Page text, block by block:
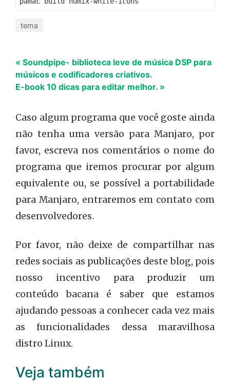
tema
« Soundpipe- biblioteca leve de música DSP para
músicos e codificadores criativos.
E-book 10 dicas para editar melhor. »
Caso algum programa que você goste ainda
não tenha uma versão para Manjaro, por
favor, escreva nos comentários o nome do
programa que iremos procurar por algum
equivalente ou, se possível a portabilidade
para Manjaro, entraremos em contato com
desenvolvedores.
Por favor, não deixe de compartilhar nas
redes sociais as publicações deste blog, pois
nosso incentivo para produzir um
conteúdo bacana é saber que estamos
ajudando pessoas a conhecer cada vez mais
as funcionalidades dessa maravilhosa
distro Linux.
Veja também